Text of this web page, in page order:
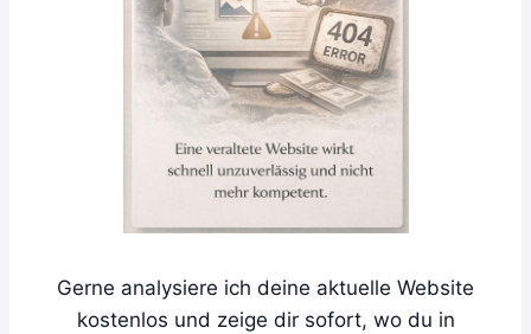
Gerne analysiere ich deine aktuelle Website
kostenlos und zeige dir sofort, wo du in